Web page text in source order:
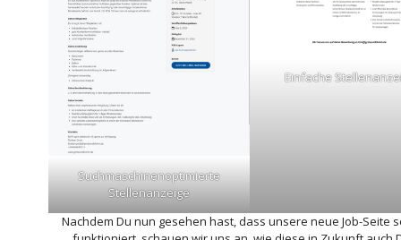
Suchmaschinenoptimierte
Stellenanzeige
Einfache
Nachdem Du nun gesehen hast, dass unsere neue Job-Seite